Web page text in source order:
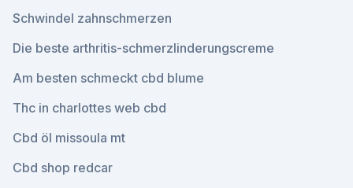
Schwindel zahnschmerzen
Die beste arthritis-schmerzlinderungscreme
Am besten schmeckt cbd blume
Thc in charlottes web cbd
Cbd öl missoula mt
Cbd shop redcar